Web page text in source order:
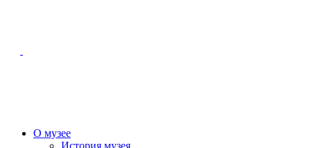
О музее
История музея